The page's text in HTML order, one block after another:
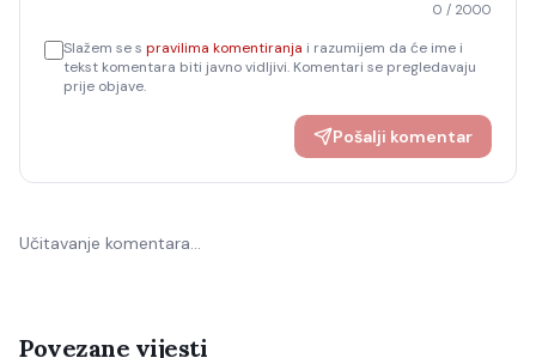
0 / 2000
Slažem se s pravilima komentiranja i razumijem da će ime i
tekst komentara biti javno vidljivi. Komentari se pregledavaju
prije objave.
Pošalji komentar
Učitavanje komentara…
Povezane vijesti